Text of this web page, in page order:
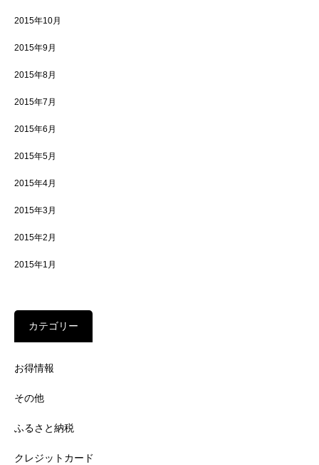
2015年10月
2015年9月
2015年8月
2015年7月
2015年6月
2015年5月
2015年4月
2015年3月
2015年2月
2015年1月
カテゴリー
お得情報
その他
ふるさと納税
クレジットカード